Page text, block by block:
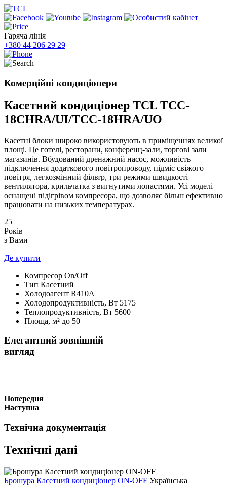
Гаряча лінія
+380 44 206 29 29
Комерційні кондиціонери
Касетний кондиціонер TCL TCC-
18CHRA/UI/TCC-18HRA/UO
Касетні блоки широко використовують в приміщеннях великої
площі. Це готелі, ресторани, конференц-зали, торгові зали
магазинів. Вбудований дренажний насос, можливість
підключення додаткового повітропроводу, підміс свіжого
повітря, легкозмінний фільтр, три режими швидкості
вентилятора, крильчатка з вигнутими лопастями. Усі моделі
оснащені підігрівом компресора, що дозволяє більш ефективно
працювати на низьких температурах.
25
Років
з Вами
Де купити
Компресор On/Off
Тип Касетний
Холодоагент R410А
Холодопродуктивність, Bт 5175
Теплопродуктивність, Bт 5600
Площа, м² до 50
Елегантний зовнішній
вигляд
Попередня
Наступна
Технічна документація
Технічні дані
Брошура Касетний кондиціонер ON-OFF Українська